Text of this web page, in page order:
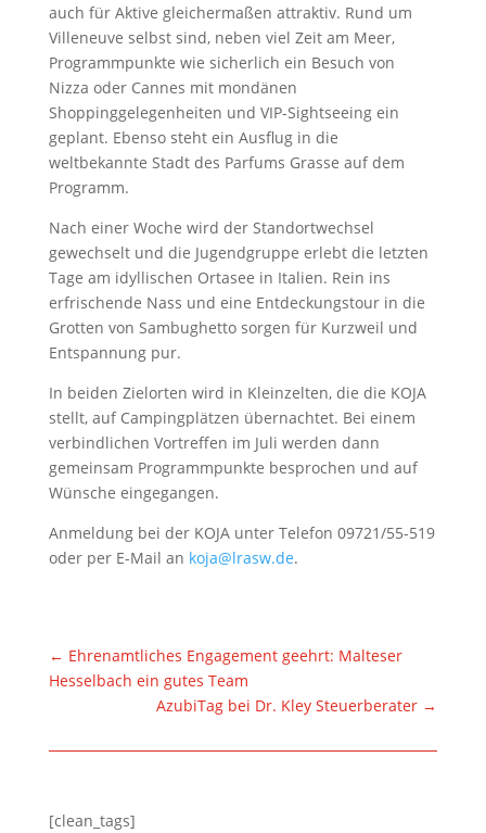
auch für Aktive gleichermaßen attraktiv. Rund um
Villeneuve selbst sind, neben viel Zeit am Meer,
Programmpunkte wie sicherlich ein Besuch von
Nizza oder Cannes mit mondänen
Shoppinggelegenheiten und VIP-Sightseeing ein
geplant. Ebenso steht ein Ausflug in die
weltbekannte Stadt des Parfums Grasse auf dem
Programm.
Nach einer Woche wird der Standortwechsel
gewechselt und die Jugendgruppe erlebt die letzten
Tage am idyllischen Ortasee in Italien. Rein ins
erfrischende Nass und eine Entdeckungstour in die
Grotten von Sambughetto sorgen für Kurzweil und
Entspannung pur.
In beiden Zielorten wird in Kleinzelten, die die KOJA
stellt, auf Campingplätzen übernachtet. Bei einem
verbindlichen Vortreffen im Juli werden dann
gemeinsam Programmpunkte besprochen und auf
Wünsche eingegangen.
Anmeldung bei der KOJA unter Telefon 09721/55-519
oder per E-Mail an koja@lrasw.de.
← Ehrenamtliches Engagement geehrt: Malteser
Hesselbach ein gutes Team
AzubiTag bei Dr. Kley Steuerberater →
[clean_tags]